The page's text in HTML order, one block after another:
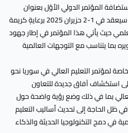
المؤتمر الدولي الأوّل بعنوان
:التعليم العالي نحو العالمية .الذي سيعقد في 1-2 حزيران 2025 برعايةٍ كريمة
حيث يأتي هذا المؤتمر في إطار جهود
بما يتناسب مع التوجهات العالمية
لمؤتمر التعليم العالي في سوريا نحو
استكشاف آفاق جديدة للتعاون
بما في ذلك وضع رؤية واضحة حول
ظل الحاجة إلى تحديث أساليب التعليم
في دمج التكنولوجيا الحديثة والذكاء